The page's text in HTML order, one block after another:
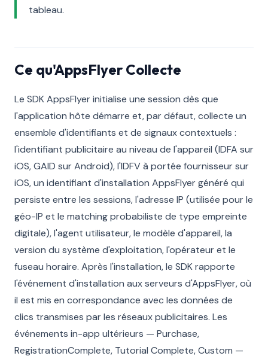
tableau.
Ce qu'AppsFlyer Collecte
Le SDK AppsFlyer initialise une session dès que
l'application hôte démarre et, par défaut, collecte un
ensemble d'identifiants et de signaux contextuels :
l'identifiant publicitaire au niveau de l'appareil (IDFA sur
iOS, GAID sur Android), l'IDFV à portée fournisseur sur
iOS, un identifiant d'installation AppsFlyer généré qui
persiste entre les sessions, l'adresse IP (utilisée pour le
géo-IP et le matching probabiliste de type empreinte
digitale), l'agent utilisateur, le modèle d'appareil, la
version du système d'exploitation, l'opérateur et le
fuseau horaire. Après l'installation, le SDK rapporte
l'événement d'installation aux serveurs d'AppsFlyer, où
il est mis en correspondance avec les données de
clics transmises par les réseaux publicitaires. Les
événements in-app ultérieurs — Purchase,
RegistrationComplete, Tutorial Complete, Custom —